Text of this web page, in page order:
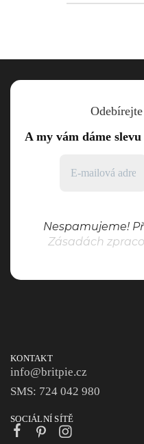
A my vám dáme
Nespamujeme!
Zásadách
KONTAKT
info@britpie.cz
SMS: 724 042 980
SOCIÁLNÍ SÍTĚ